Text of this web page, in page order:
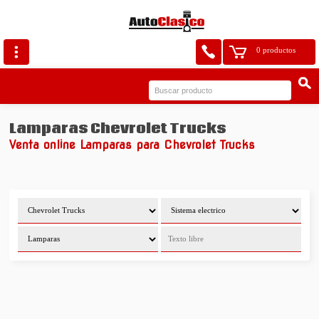
0 productos
Lamparas Chevrolet Trucks
Venta online Lamparas para Chevrolet Trucks